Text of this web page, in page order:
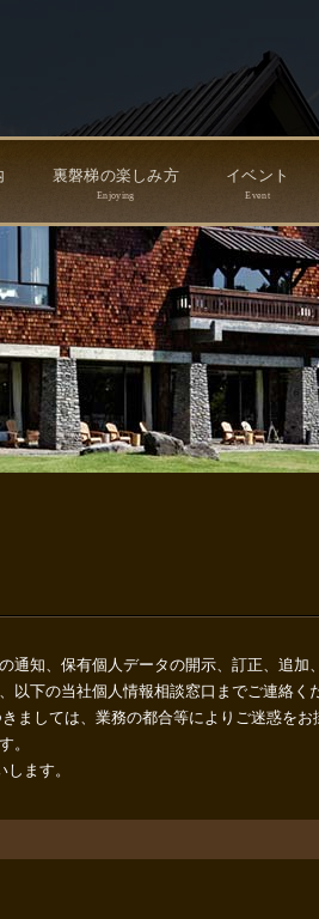
裏磐梯の楽しみ方
Enjoying
イベント
Event
知、保有個人データの開示、訂正、追加、
以下の当社個人情報相談窓口までご連絡く
ましては、業務の都合等によりご迷惑をお
。
ます。